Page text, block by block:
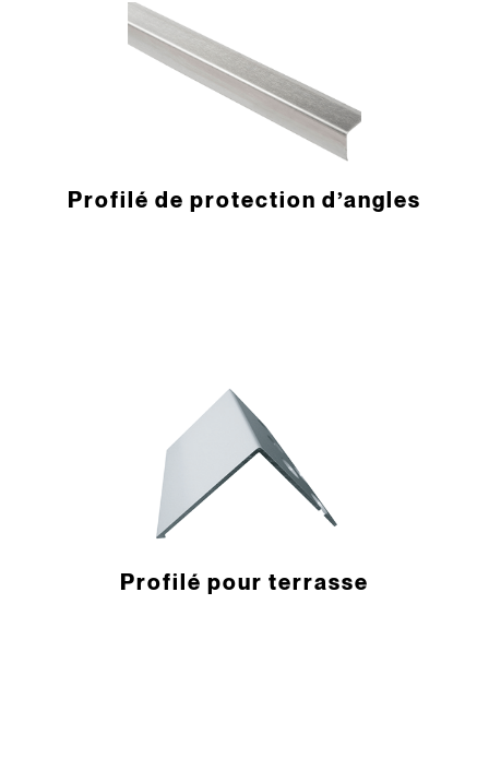
­Profilé de protection d’angles
­Profilé pour terrasse